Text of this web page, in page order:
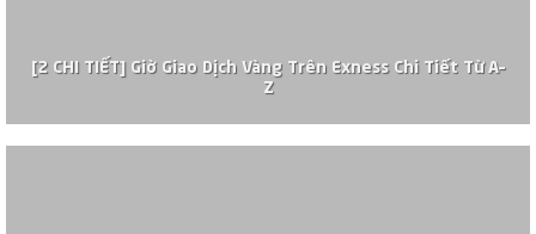
[2 CHI TIẾT] Giờ Giao Dịch Vàng Trên Exness Chi Tiết Từ A–
Z